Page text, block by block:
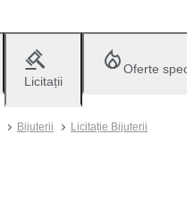
Licitații
Oferte
Bijuterii
Licitație Bijuterii